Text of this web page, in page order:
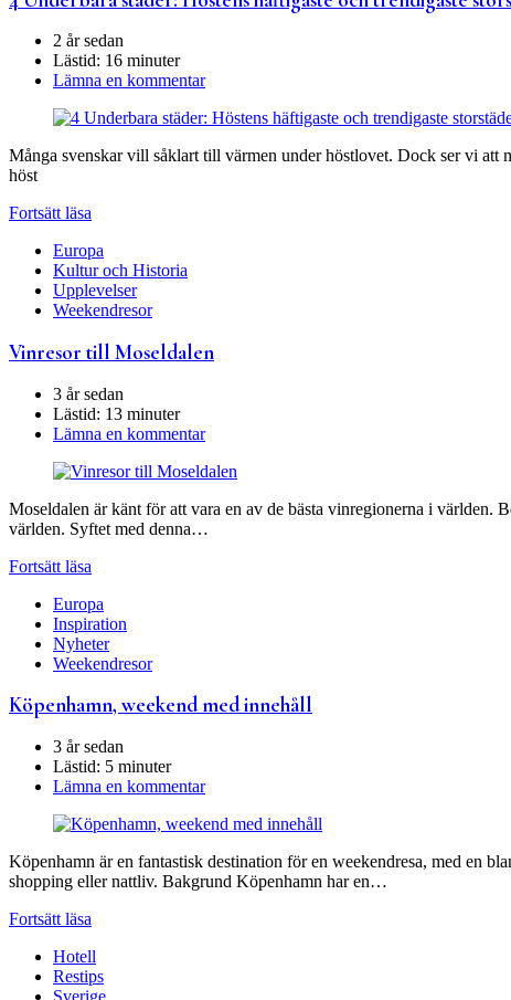
2 år sedan
Lästid: 16 minuter
Lämna en kommentar
Många svenskar vill såklart till värmen under höstlovet. Dock ser vi att
höst
Fortsätt läsa
Europa
Kultur och Historia
Upplevelser
Weekendresor
Vinresor till Moseldalen
3 år sedan
Lästid: 13 minuter
Lämna en kommentar
Moseldalen är känt för att vara en av de bästa vinregionerna i världen.
världen. Syftet med denna…
Fortsätt läsa
Europa
Inspiration
Nyheter
Weekendresor
Köpenhamn, weekend med innehåll
3 år sedan
Lästid: 5 minuter
Lämna en kommentar
Köpenhamn är en fantastisk destination för en weekendresa, med en
shopping eller nattliv. Bakgrund Köpenhamn har en…
Fortsätt läsa
Hotell
Restips